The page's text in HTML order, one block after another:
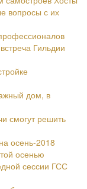
вопросы с их
Гильдии
дом, в
смогут решить
осень-2018
осенью
сессии ГСС